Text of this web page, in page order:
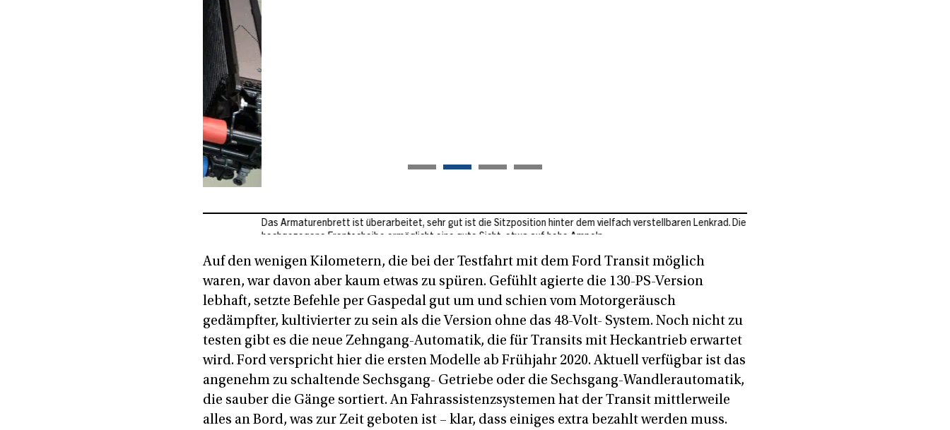
Das Armaturenbrett ist überarbeitet, sehr gut ist die Sitzposition hinter dem vielfach verstellbaren Lenkrad. Die
hochgezogene Frontscheibe ermöglicht eine gute Sicht, etwa auf hohe Ampeln.
Auf den wenigen Kilometern, die bei der Testfahrt mit dem Ford Transit möglich
waren, war davon aber kaum etwas zu spüren. Gefühlt agierte die 130-PS-Version
lebhaft, setzte Befehle per Gaspedal gut um und schien vom Motorgeräusch
gedämpfter, kultivierter zu sein als die Version ohne das 48-Volt- System. Noch nicht zu
testen gibt es die neue Zehngang-Automatik, die für Transits mit Heckantrieb erwartet
wird. Ford verspricht hier die ersten Modelle ab Frühjahr 2020. Aktuell verfügbar ist das
angenehm zu schaltende Sechsgang- Getriebe oder die Sechsgang-Wandlerautomatik,
die sauber die Gänge sortiert. An Fahrassistenzsystemen hat der Transit mittlerweile